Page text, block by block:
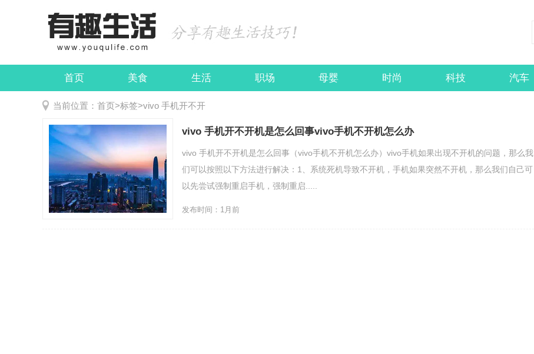
首页 美食 生活 职场 母婴 时尚 科技 汽车
娱乐 民俗
当前位置： 首页>标签>vivo 手机开不开
vivo 手机开不开机是怎么回事vivo手机不开机怎么办
vivo 手机开不开机是怎么回事（vivo手机不开机怎么办）vivo手机如果出现不开机的问题，那么我
们可以按照以下方法进行解决：1、系统死机导致不开机，手机如果突然不开机，那么我们自己可
以先尝试强制重启手机，强制重启.....
发布时间：1月前